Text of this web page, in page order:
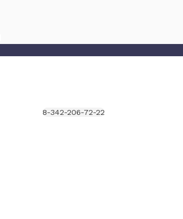
8-342-206-72-22